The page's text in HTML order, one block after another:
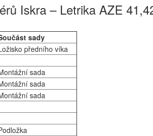
Iskra – Letrika AZE
sady
předního víka
sada
sada
sada